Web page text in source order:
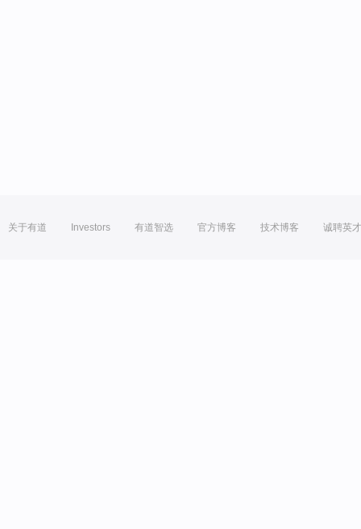
关于有道 Investors 有道智选 官方博客 技术博客 诚聘英才